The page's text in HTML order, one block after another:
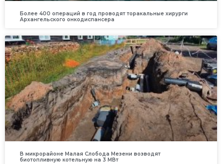
Более 400 операций в год проводят торакальные хирурги
Архангельского онкодиспансера
В микрорайоне Малая Слобода Мезени возводят
биотопливную котельную на 3 МВт